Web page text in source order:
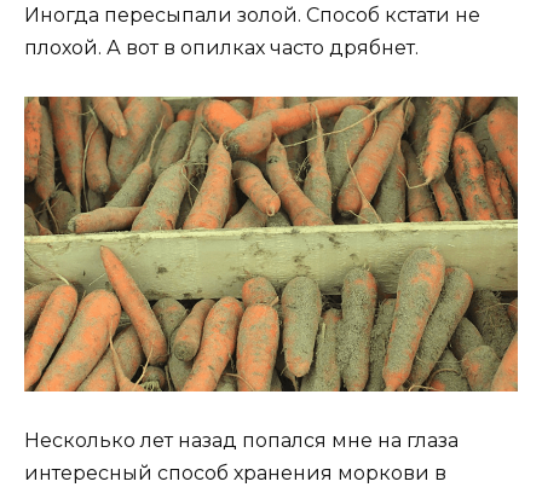
Иногда пересыпали золой. Способ кстати не
плохой. А вот в опилках часто дрябнет.
Несколько лет назад попался мне на глаза
интересный способ хранения моркови в